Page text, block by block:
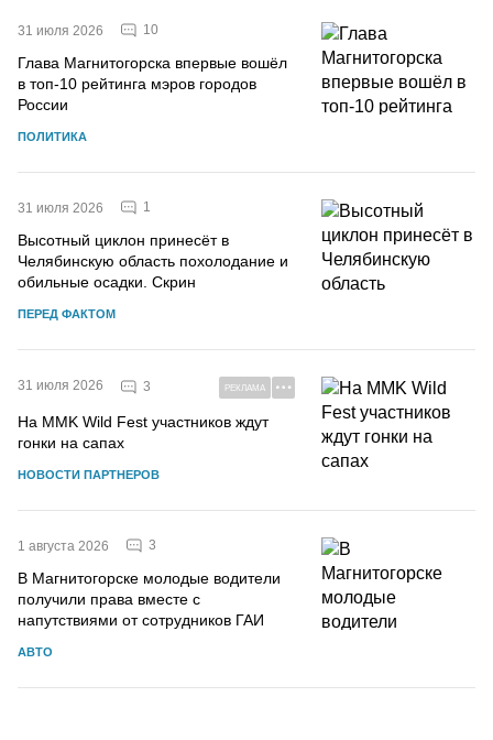
31 июля 2026 10
Глава Магнитогорска впервые вошёл
в топ-10 рейтинга мэров городов
России
ПОЛИТИКА
31 июля 2026 1
Высотный циклон принесёт в
Челябинскую область похолодание и
обильные осадки. Скрин
ПЕРЕД ФАКТОМ
31 июля 2026 3 РЕКЛАМА
На MMK Wild Fest участников ждут
гонки на сапах
НОВОСТИ ПАРТНЕРОВ
1 августа 2026 3
В Магнитогорске молодые водители
получили права вместе с
напутствиями от сотрудников ГАИ
АВТО